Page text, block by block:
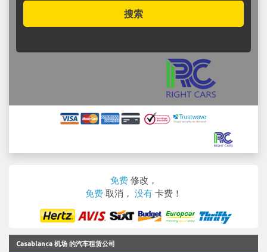
搜索
免费 修改，
免费 取消， 没有 卡费！
Casablanca 机场 的汽车租赁公司